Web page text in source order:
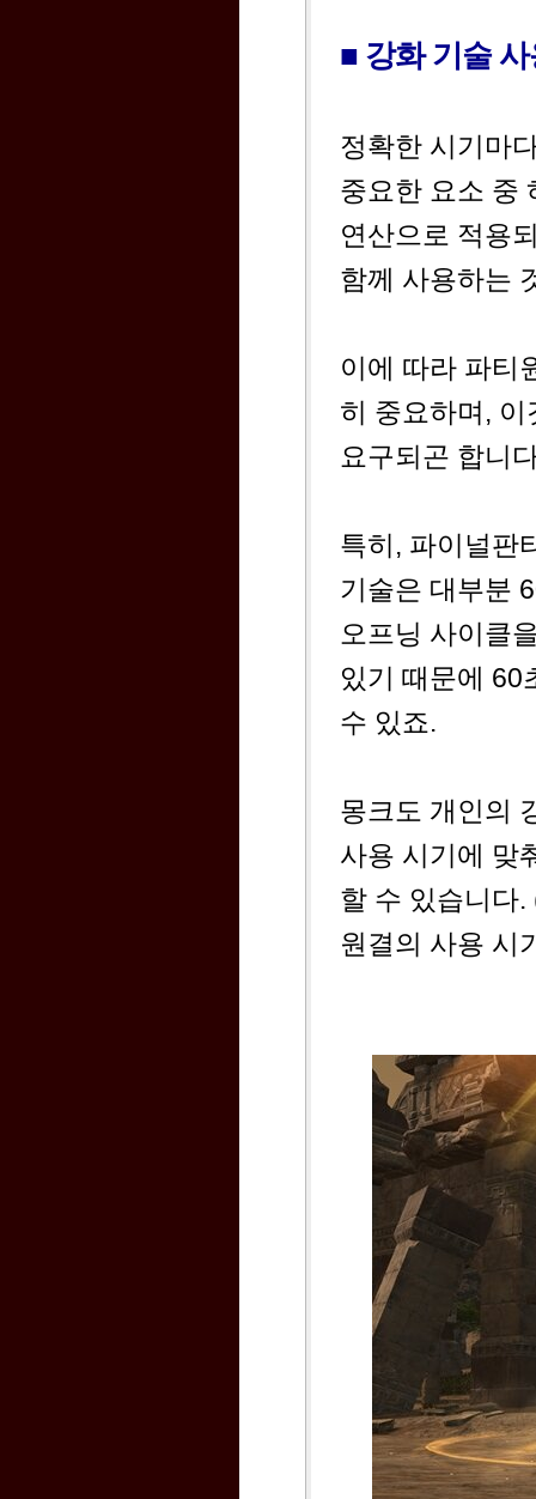
■ 강화 기술 사
정확한 시기마
중요한 요소 중
연산으로 적용
함께 사용하는
이에 따라 파티
히 중요하며,
요구되곤 합니
특히, 파이널판
기술은 대부분
오프닝 사이클
있기 때문에 60
수 있죠.
몽크도 개인의
사용 시기에 맞
할 수 있습니다
원결의 사용 시